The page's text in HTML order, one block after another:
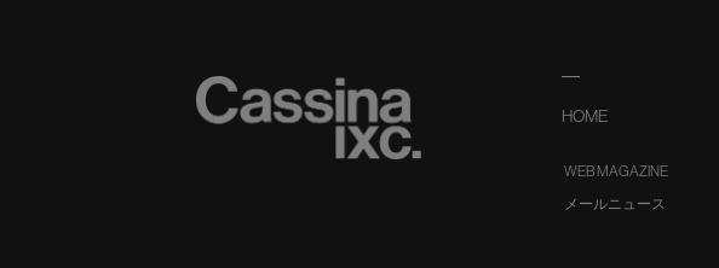
HOME
WEB MAGAZINE
メールニュース